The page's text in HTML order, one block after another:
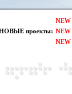
проекты:
NEW
NEW
NEW